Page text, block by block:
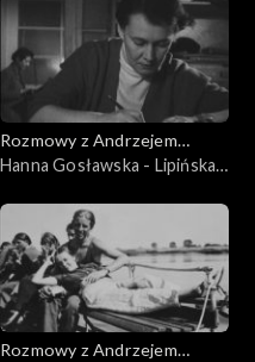
Rozmowy z Andrzejem
Doboszem
Hanna Gosławska - Lipińska,
Rozmowy z Andrzejem